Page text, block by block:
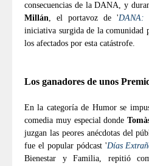
consecuencias de la DANA, y
Millán, el portavoz de 'DANA:
iniciativa surgida de la comunidad
los afectados por esta catástrofe.
Los ganadores de unos
En la categoría de Humor se
comedia muy especial donde
juzgan las peores anécdotas del
fue el popular pódcast 'Días
Bienestar y Familia, repitió